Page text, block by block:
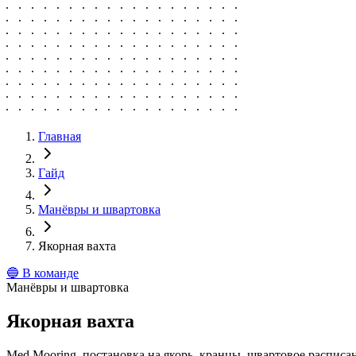
Главная
Гайд
Манёвры и швартовка
Якорная вахта
🔵 В команде
Манёвры и швартовка
Якорная вахта